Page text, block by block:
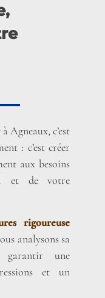
Agneaux, c’est
: c’est créer
aux besoins
et de votre
rigoureuse
analysons sa
garantir une
et un